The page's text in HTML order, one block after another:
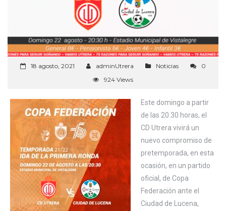
18 agosto, 2021 adminUtrera Noticias
0
924 Views
Este domingo a partir
de las 20.30 horas, el
CD Utrera vivirá un
nuevo compromiso de
pretemporada, en esta
ocasión, en un partido
oficial, de Copa
Federación ante el
Ciudad de Lucena,